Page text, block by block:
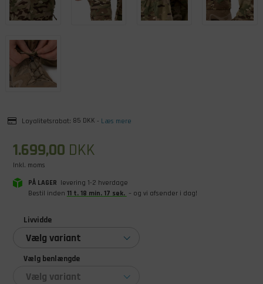
Loyalitetsrabat: 85 DKK - Læs mere
1.699,00 DKK
Inkl. moms
PÅ LAGER levering 1-2 hverdage
Bestil inden 11 t. 18 min. 17 sek. – og vi afsender i dag!
Livvidde
Vælg variant
Vælg benlængde
Vælg variant